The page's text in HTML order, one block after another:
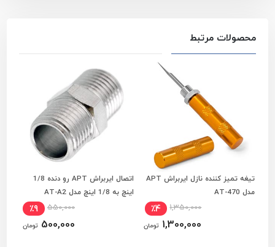
محصولات مرتبط
افزودن به سبد خرید
تیغه تمیز کننده نازل ایربراش APT
مدل AT-470
1,350,000 ٪4
1,300,000 تومان
افزودن به سبد خرید
اتصال ایربراش APT رو دنده 1/8
اینچ به 1/8 اینچ مدل AT-A2
550,000 ٪9
500,000 تومان